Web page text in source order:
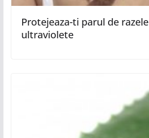
Protejeaza-ti parul de razele
ultraviolete